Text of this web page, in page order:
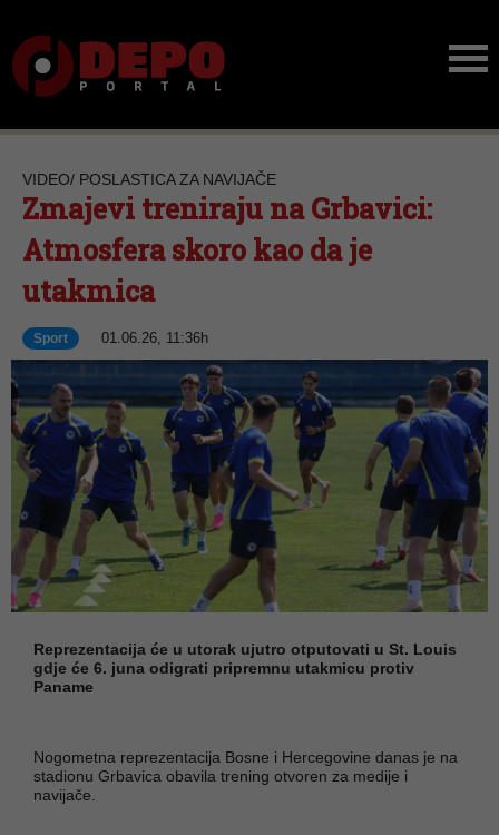
VIDEO/ POSLASTICA ZA NAVIJAČE
Zmajevi treniraju na Grbavici:
Atmosfera skoro kao da je
utakmica
Sport 01.06.26, 11:36h
Reprezentacija će u utorak ujutro otputovati u St. Louis
gdje će 6. juna odigrati pripremnu utakmicu protiv
Paname
Nogometna reprezentacija Bosne i Hercegovine danas je na
stadionu Grbavica obavila trening otvoren za medije i
navijače.